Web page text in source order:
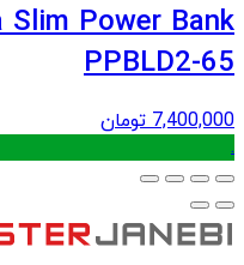
Power Bank
PPBLD2-65
7,400,000 تومان
.